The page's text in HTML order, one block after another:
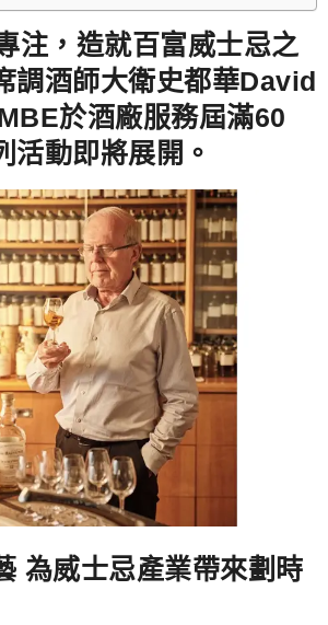
注，造就百富威士忌之
調酒師大衛史都華David
於酒廠服務屆滿60
活動即將展開。
為威士忌產業帶來劃時